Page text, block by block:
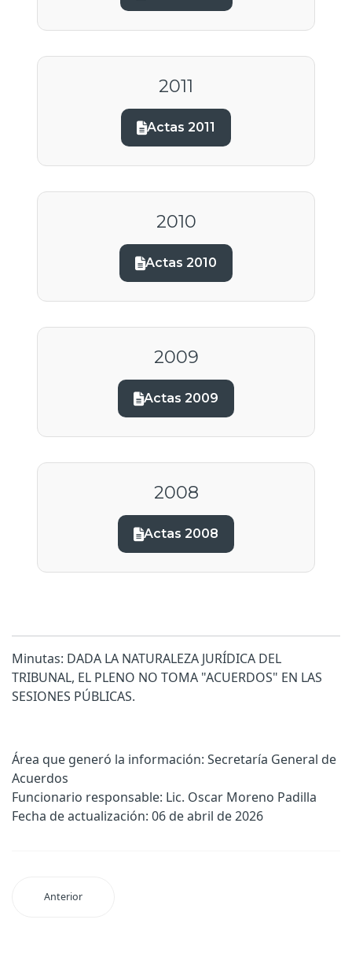
2011
Actas 2011
2010
Actas 2010
2009
Actas 2009
2008
Actas 2008
Minutas: DADA LA NATURALEZA JURÍDICA DEL
TRIBUNAL, EL PLENO NO TOMA "ACUERDOS" EN LAS
SESIONES PÚBLICAS.
Área que generó la información: Secretaría General de
Acuerdos
Funcionario responsable: Lic. Oscar Moreno Padilla
Fecha de actualización: 06 de abril de 2026
Anterior